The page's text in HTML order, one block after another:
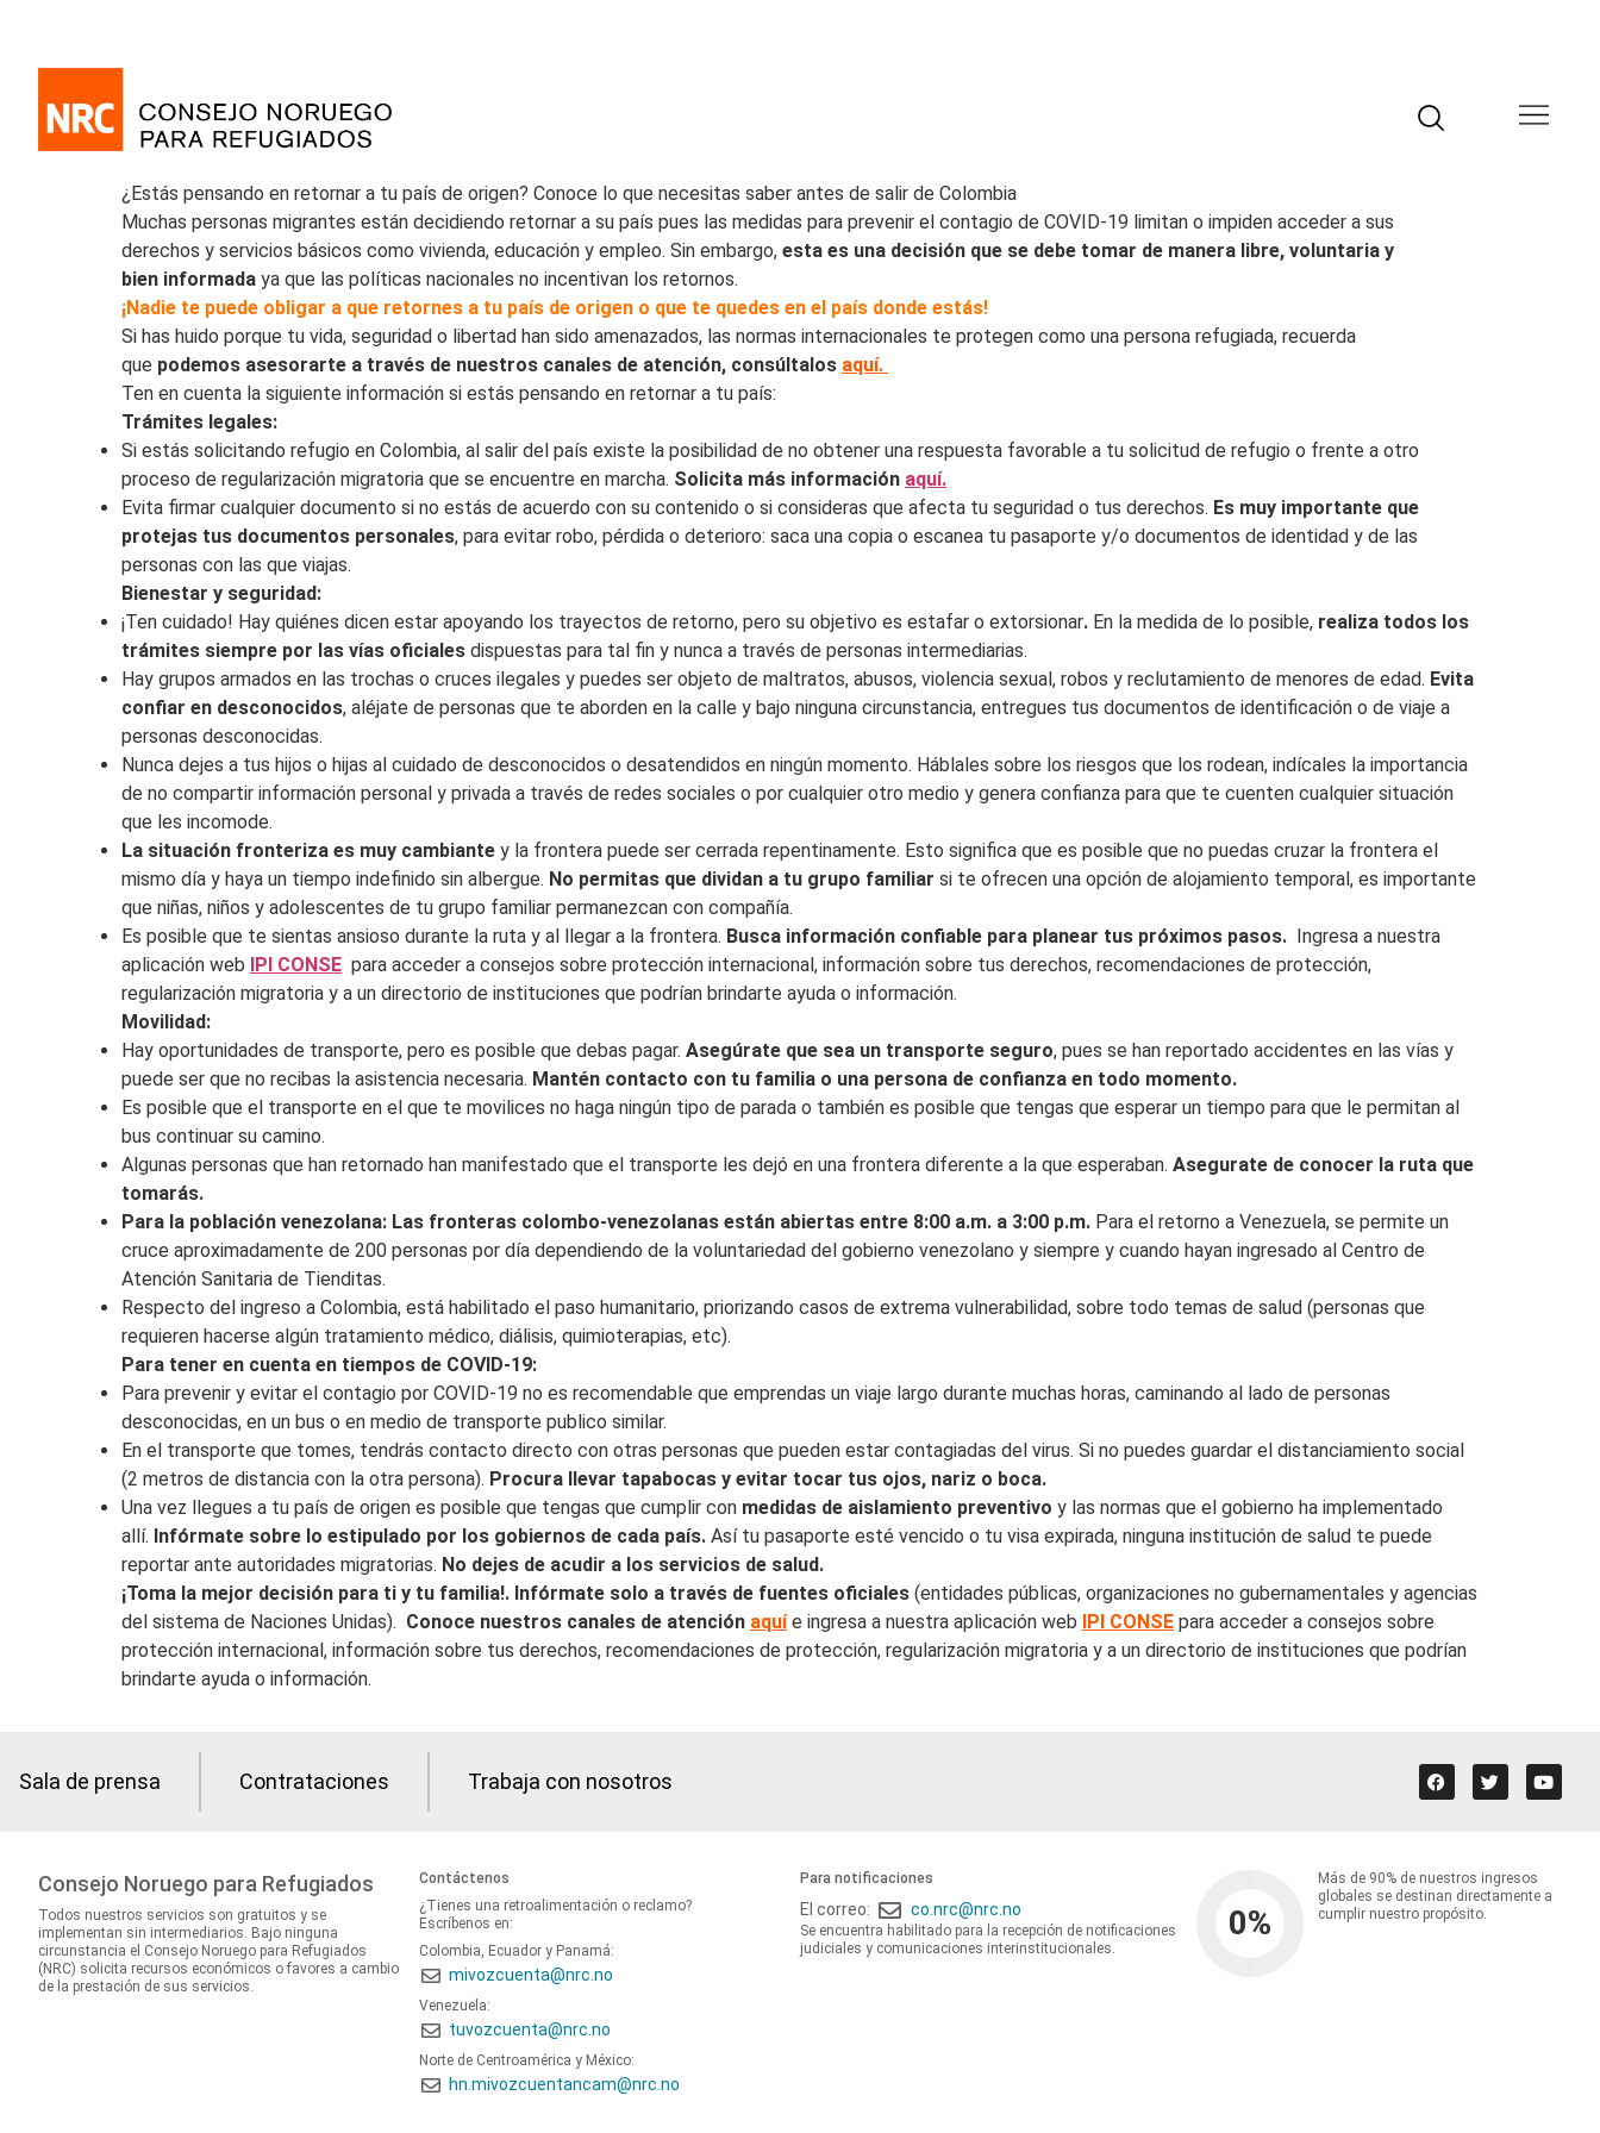
¿Estás pensando en retornar a tu país de origen? Conoce lo que necesitas saber antes de salir de Colombia
Muchas personas migrantes están decidiendo retornar a su país pues las medidas para prevenir el contagio de COVID-19 limitan o impiden acceder a sus
derechos y servicios básicos como vivienda, educación y empleo. Sin embargo, esta es una decisión que se debe tomar de manera libre, voluntaria y
bien informada ya que las políticas nacionales no incentivan los retornos.
¡Nadie te puede obligar a que retornes a tu país de origen o que te quedes en el país donde estás!
Si has huido porque tu vida, seguridad o libertad han sido amenazados, las normas internacionales te protegen como una persona refugiada, recuerda
que podemos asesorarte a través de nuestros canales de atención, consúltalos aquí.
Ten en cuenta la siguiente información si estás pensando en retornar a tu país:
Trámites legales:
Si estás solicitando refugio en Colombia, al salir del país existe la posibilidad de no obtener una respuesta favorable a tu solicitud de refugio o frente a otro
proceso de regularización migratoria que se encuentre en marcha. Solicita más información aquí.
Evita firmar cualquier documento si no estás de acuerdo con su contenido o si consideras que afecta tu seguridad o tus derechos. Es muy importante que
protejas tus documentos personales, para evitar robo, pérdida o deterioro: saca una copia o escanea tu pasaporte y/o documentos de identidad y de las
personas con las que viajas.
Bienestar y seguridad:
¡Ten cuidado! Hay quiénes dicen estar apoyando los trayectos de retorno, pero su objetivo es estafar o extorsionar. En la medida de lo posible, realiza todos los
trámites siempre por las vías oficiales dispuestas para tal fin y nunca a través de personas intermediarias.
Hay grupos armados en las trochas o cruces ilegales y puedes ser objeto de maltratos, abusos, violencia sexual, robos y reclutamiento de menores de edad. Evita
confiar en desconocidos, aléjate de personas que te aborden en la calle y bajo ninguna circunstancia, entregues tus documentos de identificación o de viaje a
personas desconocidas.
Nunca dejes a tus hijos o hijas al cuidado de desconocidos o desatendidos en ningún momento. Háblales sobre los riesgos que los rodean, indícales la importancia
de no compartir información personal y privada a través de redes sociales o por cualquier otro medio y genera confianza para que te cuenten cualquier situación
que les incomode.
La situación fronteriza es muy cambiante y la frontera puede ser cerrada repentinamente. Esto significa que es posible que no puedas cruzar la frontera el
mismo día y haya un tiempo indefinido sin albergue. No permitas que dividan a tu grupo familiar si te ofrecen una opción de alojamiento temporal, es importante
que niñas, niños y adolescentes de tu grupo familiar permanezcan con compañía.
Es posible que te sientas ansioso durante la ruta y al llegar a la frontera. Busca información confiable para planear tus próximos pasos. Ingresa a nuestra
aplicación web IPI CONSE para acceder a consejos sobre protección internacional, información sobre tus derechos, recomendaciones de protección,
regularización migratoria y a un directorio de instituciones que podrían brindarte ayuda o información.
Movilidad:
Hay oportunidades de transporte, pero es posible que debas pagar. Asegúrate que sea un transporte seguro, pues se han reportado accidentes en las vías y
puede ser que no recibas la asistencia necesaria. Mantén contacto con tu familia o una persona de confianza en todo momento.
Es posible que el transporte en el que te movilices no haga ningún tipo de parada o también es posible que tengas que esperar un tiempo para que le permitan al
bus continuar su camino.
Algunas personas que han retornado han manifestado que el transporte les dejó en una frontera diferente a la que esperaban. Asegurate de conocer la ruta que
tomarás.
Para la población venezolana: Las fronteras colombo-venezolanas están abiertas entre 8:00 a.m. a 3:00 p.m. Para el retorno a Venezuela, se permite un
cruce aproximadamente de 200 personas por día dependiendo de la voluntariedad del gobierno venezolano y siempre y cuando hayan ingresado al Centro de
Atención Sanitaria de Tienditas.
Respecto del ingreso a Colombia, está habilitado el paso humanitario, priorizando casos de extrema vulnerabilidad, sobre todo temas de salud (personas que
requieren hacerse algún tratamiento médico, diálisis, quimioterapias, etc).
Para tener en cuenta en tiempos de COVID-19:
Para prevenir y evitar el contagio por COVID-19 no es recomendable que emprendas un viaje largo durante muchas horas, caminando al lado de personas
desconocidas, en un bus o en medio de transporte publico similar.
En el transporte que tomes, tendrás contacto directo con otras personas que pueden estar contagiadas del virus. Si no puedes guardar el distanciamiento social
(2 metros de distancia con la otra persona). Procura llevar tapabocas y evitar tocar tus ojos, nariz o boca.
Una vez llegues a tu país de origen es posible que tengas que cumplir con medidas de aislamiento preventivo y las normas que el gobierno ha implementado
allí. Infórmate sobre lo estipulado por los gobiernos de cada país. Así tu pasaporte esté vencido o tu visa expirada, ninguna institución de salud te puede
reportar ante autoridades migratorias. No dejes de acudir a los servicios de salud.
¡Toma la mejor decisión para ti y tu familia!. Infórmate solo a través de fuentes oficiales (entidades públicas, organizaciones no gubernamentales y agencias
del sistema de Naciones Unidas). Conoce nuestros canales de atención aquíe ingresa a nuestra aplicación web IPI CONSE para acceder a consejos sobre
protección internacional, información sobre tus derechos, recomendaciones de protección, regularización migratoria y a un directorio de instituciones que podrían
brindarte ayuda o información.
Sala de prensa Contrataciones Trabaja con nosotros
Consejo Noruego para Refugiados
Todos nuestros servicios son gratuitos y se
implementan sin intermediarios. Bajo ninguna
circunstancia el Consejo Noruego para Refugiados
(NRC) solicita recursos económicos o favores a cambio
de la prestación de sus servicios.
Contáctenos
¿Tienes una retroalimentación o reclamo?
Escríbenos en:
Colombia, Ecuador y Panamá:
mivozcuenta@nrc.no
Venezuela:
tuvozcuenta@nrc.no
Norte de Centroamérica y México:
hn.mivozcuentancam@nrc.no
Para notificaciones
El correo: co.nrc@nrc.no
Se encuentra habilitado para la recepción de notificaciones
judiciales y comunicaciones interinstitucionales.
0%
Más de 90% de nuestros ingresos
globales se destinan directamente a
cumplir nuestro propósito.